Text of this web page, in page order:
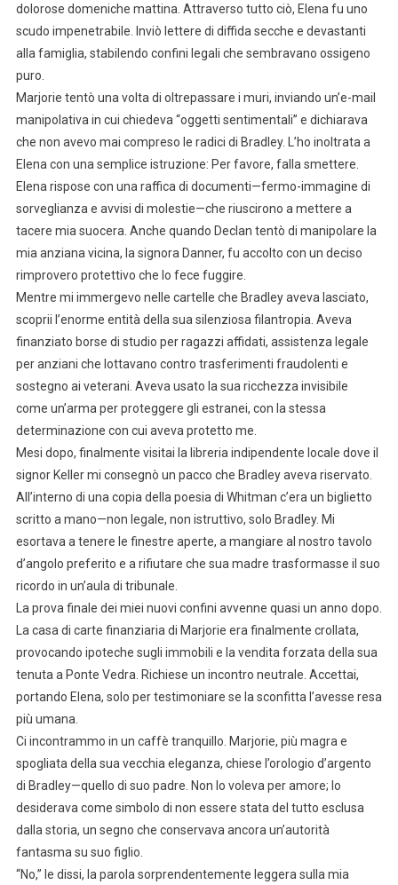
dolorose domeniche mattina. Attraverso tutto ciò, Elena fu uno
scudo impenetrabile. Inviò lettere di diffida secche e devastanti
alla famiglia, stabilendo confini legali che sembravano ossigeno
puro.
Marjorie tentò una volta di oltrepassare i muri, inviando un’e-mail
manipolativa in cui chiedeva “oggetti sentimentali” e dichiarava
che non avevo mai compreso le radici di Bradley. L’ho inoltrata a
Elena con una semplice istruzione: Per favore, falla smettere.
Elena rispose con una raffica di documenti—fermo-immagine di
sorveglianza e avvisi di molestie—che riuscirono a mettere a
tacere mia suocera. Anche quando Declan tentò di manipolare la
mia anziana vicina, la signora Danner, fu accolto con un deciso
rimprovero protettivo che lo fece fuggire.
Mentre mi immergevo nelle cartelle che Bradley aveva lasciato,
scoprii l’enorme entità della sua silenziosa filantropia. Aveva
finanziato borse di studio per ragazzi affidati, assistenza legale
per anziani che lottavano contro trasferimenti fraudolenti e
sostegno ai veterani. Aveva usato la sua ricchezza invisibile
come un’arma per proteggere gli estranei, con la stessa
determinazione con cui aveva protetto me.
Mesi dopo, finalmente visitai la libreria indipendente locale dove il
signor Keller mi consegnò un pacco che Bradley aveva riservato.
All’interno di una copia della poesia di Whitman c’era un biglietto
scritto a mano—non legale, non istruttivo, solo Bradley. Mi
esortava a tenere le finestre aperte, a mangiare al nostro tavolo
d’angolo preferito e a rifiutare che sua madre trasformasse il suo
ricordo in un’aula di tribunale.
La prova finale dei miei nuovi confini avvenne quasi un anno dopo.
La casa di carte finanziaria di Marjorie era finalmente crollata,
provocando ipoteche sugli immobili e la vendita forzata della sua
tenuta a Ponte Vedra. Richiese un incontro neutrale. Accettai,
portando Elena, solo per testimoniare se la sconfitta l’avesse resa
più umana.
Ci incontrammo in un caffè tranquillo. Marjorie, più magra e
spogliata della sua vecchia eleganza, chiese l’orologio d’argento
di Bradley—quello di suo padre. Non lo voleva per amore; lo
desiderava come simbolo di non essere stata del tutto esclusa
dalla storia, un segno che conservava ancora un’autorità
fantasma su suo figlio.
“No,” le dissi, la parola sorprendentemente leggera sulla mia